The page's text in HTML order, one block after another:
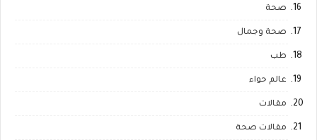
صحة
صحة وجمال
طب
عالم حواء
مقالات
مقالات صحة